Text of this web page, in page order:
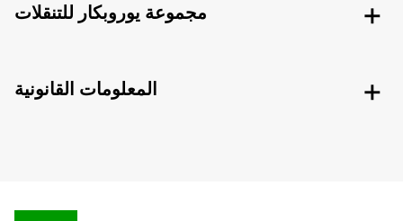
مجموعة يوروبكار للتنقلات
المعلومات القانونية